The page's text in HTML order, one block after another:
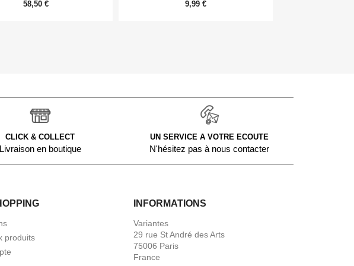
58,50 € 9,99 €
CLICK & COLLECT
Livraison en boutique
UN SERVICE A VOTRE ECOUTE
N'hésitez pas à nous contacter
produits
INFORMATIONS
Variantes
29 rue St André des Arts
75006 Paris
France